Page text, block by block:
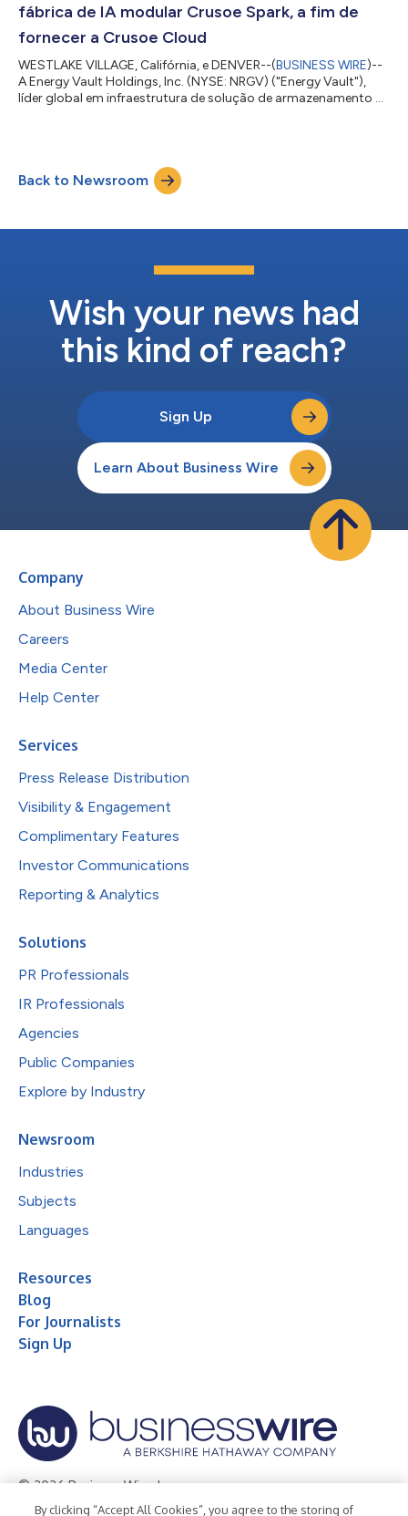
fábrica de IA modular Crusoe Spark, a fim de
fornecer a Crusoe Cloud
WESTLAKE VILLAGE, Califórnia, e DENVER--(BUSINESS WIRE)--
A Energy Vault Holdings, Inc. (NYSE: NRGV) ("Energy Vault"),
líder global em infraestrutura de solução de armazenamento de
implementação faseada das centrais de dados modulares
Crusoe Spark no centro tecnológico da Energy Vault em
Snyder, Texas. O programa inicial é esc...
Back to Newsroom
Wish your news had
this kind of reach?
Sign Up
Learn About Business Wire
Company
About Business Wire
Careers
Media Center
Help Center
Services
Press Release Distribution
Visibility & Engagement
Complimentary Features
Investor Communications
Reporting & Analytics
Solutions
PR Professionals
IR Professionals
Agencies
Public Companies
Explore by Industry
Newsroom
Industries
Subjects
Languages
Resources
Blog
For Journalists
Sign Up
© 2026 Business Wire, Inc.
By clicking “Accept All Cookies”, you agree to the storing of